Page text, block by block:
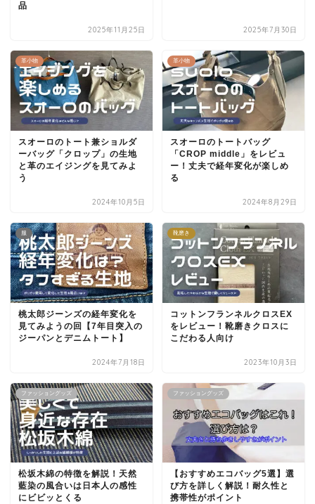
品
2025年11月25日 2025年7月30日
革小物
スオーロのトート兼ショルダ
ーバッグ「クロップ」の生地
と革のエイジングを見てみよ
う
2024年10月5日
革小物
スオーロのトートバッグ
「CROP middle」をレビュ
ー！丈夫で経年変化が楽しめ
る
2024年8月29日
服
桃太郎ジーンズの経年変化を
見てみようの回【7年目突入の
ジーパンとデニムトート】
2024年7月18日
靴磨き
コットンフランネルクロスEX
をレビュー！靴磨きクロスに
こだわる人向け
2023年10月3日
ファッショングッズ
松坂木綿の特徴を解説！天然
藍染の風合いは日本人の感性
にビビッとくる
ファッショングッズ
【おすすめエコバッグ5選】選
び方を詳しく解説！耐久性と
携帯性がポイント